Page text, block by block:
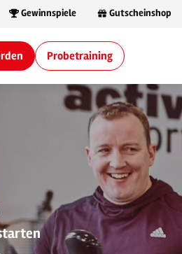
Gewinnspiele Gutscheinshop
Probetraining